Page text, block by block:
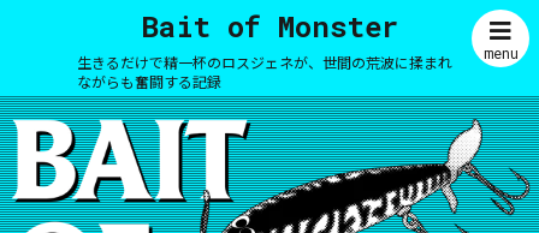
Bait of Monster
生きるだけで精一杯のロスジェネが、世間の荒波に揉まれ
ながらも奮闘する記録
menu